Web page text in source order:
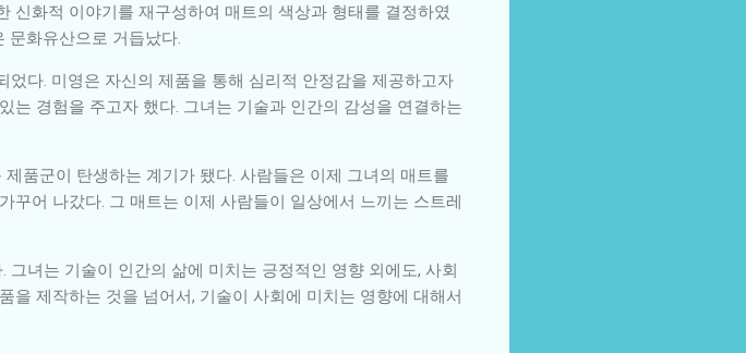
신화적 이야기를 재구성하여 매트의 색상과 형태를 결정하였
문화유산으로 거듭났다.
다. 미영은 자신의 제품을 통해 심리적 안정감을 제공하고자
는 경험을 주고자 했다. 그녀는 기술과 인간의 감성을 연결하는
품군이 탄생하는 계기가 됐다. 사람들은 이제 그녀의 매트를
꾸어 나갔다. 그 매트는 이제 사람들이 일상에서 느끼는 스트레
녀는 기술이 인간의 삶에 미치는 긍정적인 영향 외에도, 사회
을 제작하는 것을 넘어서, 기술이 사회에 미치는 영향에 대해서